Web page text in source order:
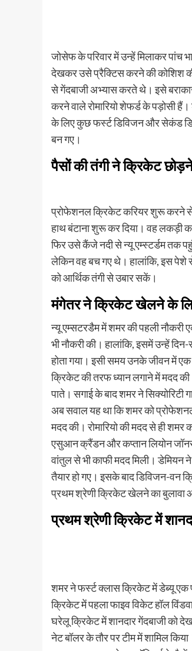
जोसेफ के परिवार में उन्हें मिलाकर पांच
देखकर उसे प्रैक्टिस करने की कोशिश
से गेंदबाजी अभ्यास करते थे। इसे
करने वाले रोमारियो शेफर्ड के
के लिए कुछ फर्स्ट डिविजन और सेकंड
बन गए।
पैसों की तंगी ने क्रिकेट
प्रोफेशनल क्रिकेट करियर शुरू करने से
हाथ बंटाना शुरू कर दिया। वह लकड़ी
फिर उसे कैंजे नदी से न्यू एम्स्टर्डम तक
लेकिन वह बच गए थे। हालांकि, इस पेशे
को आर्थिक तंगी से उबार सकें।
मंगेतर ने क्रिकेट खेलने के
न्यू एम्सटरडैम में शमर की पहली नौकरी
भी नौकरी की। हालांकि, इसमें उन्हें
होता गया। इसी समय उनके जीवन में
क्रिकेट की तरफ ध्यान लगाने में मदद
पाते। सगाई के बाद शमर ने सिक्योरिटी
अब सवाल यह था कि शमर को
मदद की। रोमारियो की मदद से ही
एसुआन क्रैंडन और कप्तान लियोन
वांतुल से भी काफी मदद मिली।
तैयार हो गए। इसके बाद डिविजन-
प्रथम श्रेणी क्रिकेट खेलने का बुलावा
प्रथम श्रेणी क्रिकेट में
शमर ने फर्स्ट क्लास क्रिकेट में डेब्यू एक
क्रिकेट में पहला फाइव विकेट हॉल
घरेलू क्रिकेट में शानदार गेंदबाजी को
नेट बॉलर के तौर पर टीम में शामिल